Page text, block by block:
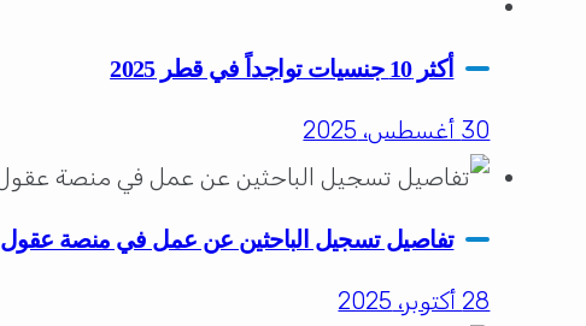
أكثر 10 جنسيات تواجداً في قطر 2025
30 أغسطس، 2025
تفاصيل تسجيل الباحثين عن عمل في منصة عقول
28 أكتوبر، 2025